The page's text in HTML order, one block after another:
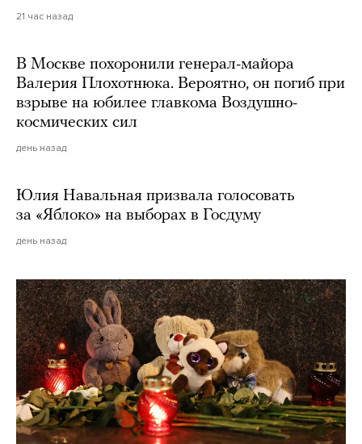
21 час назад
В Москве похоронили генерал-майора
Валерия Плохотнюка. Вероятно, он погиб при
взрыве на юбилее главкома Воздушно-
космических сил
день назад
Юлия Навальная призвала голосовать
за «Яблоко» на выборах в Госдуму
день назад